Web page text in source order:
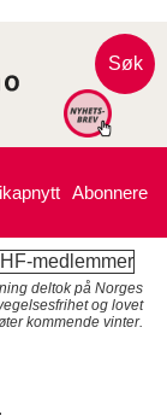
Søk
Abonnere
deltok på Norges
og lovet
kommende vinter.